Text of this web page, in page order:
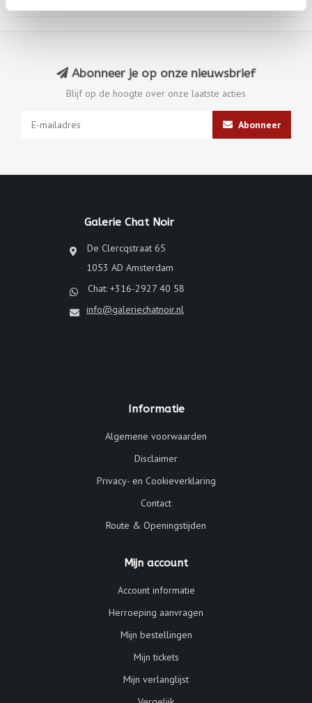
Abonneer je op onze nieuwsbrief
Blijf op de hoogte over onze laatste acties
Abonneer
Galerie Chat Noir
De Clercqstraat 65
1053 AD Amsterdam
Chat: +316-2927 40 58
info@galeriechatnoir.nl
Informatie
Algemene voorwaarden
Disclaimer
Privacy- en Cookieverklaring
Contact
Route & Openingstijden
Mijn account
Account informatie
Herroeping aanvragen
Mijn bestellingen
Mijn tickets
Mijn verlanglijst